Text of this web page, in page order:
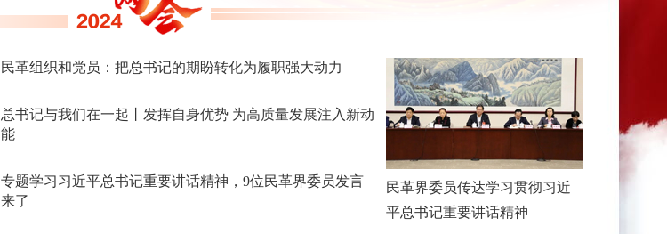
民革组织和党员：把总书记的期盼转化为履职强大动力
总书记与我们在一起丨发挥自身优势 为高质量发展注入新动
能
专题学习习近平总书记重要讲话精神，9位民革界委员发言
来了
民革界委员传达学习贯彻习近
平总书记重要讲话精神